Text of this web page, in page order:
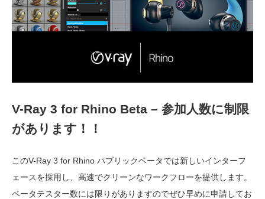
V-Ray 3 for Rhino Beta – 参加人数に制限
があります！！
このV-Ray 3 for Rhino パブリックベータでは新しいインターフ
ェースを採用し、高速でクリーンなワークフローを提供します。
ベータテスター数には限りがありますのでぜひ早めに申請してお